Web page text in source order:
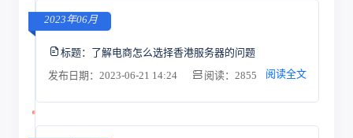
2023年06月
标题： 了解电商怎么选择香港服务器的问题
发布日期：2023-06-21 14:24
阅读：2855 阅读全文